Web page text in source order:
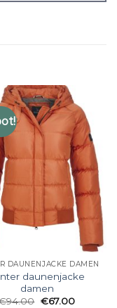
DAUNENJACKE DAMEN
daunenjacke
damen
94.00 €67.00